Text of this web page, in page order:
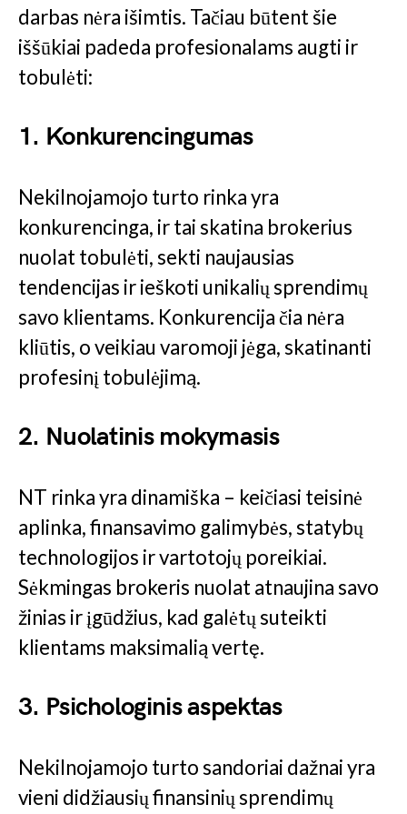
darbas nėra išimtis. Tačiau būtent šie
iššūkiai padeda profesionalams augti ir
tobulėti:
1. Konkurencingumas
Nekilnojamojo turto rinka yra
konkurencinga, ir tai skatina brokerius
nuolat tobulėti, sekti naujausias
tendencijas ir ieškoti unikalių sprendimų
savo klientams. Konkurencija čia nėra
kliūtis, o veikiau varomoji jėga, skatinanti
profesinį tobulėjimą.
2. Nuolatinis mokymasis
NT rinka yra dinamiška – keičiasi teisinė
aplinka, finansavimo galimybės, statybų
technologijos ir vartotojų poreikiai.
Sėkmingas brokeris nuolat atnaujina savo
žinias ir įgūdžius, kad galėtų suteikti
klientams maksimalią vertę.
3. Psichologinis aspektas
Nekilnojamojo turto sandoriai dažnai yra
vieni didžiausių finansinių sprendimų